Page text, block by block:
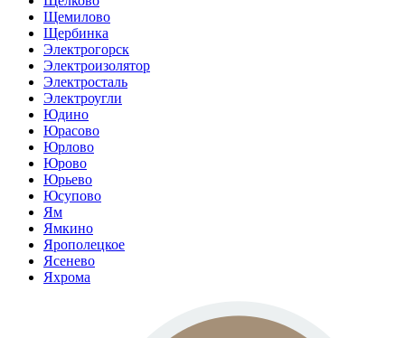
Щемилово
Щербинка
Электрогорск
Электроизолятор
Электросталь
Электроугли
Юдино
Юрасово
Юрлово
Юрово
Юрьево
Юсупово
Ям
Ямкино
Ярополецкое
Ясенево
Яхрома